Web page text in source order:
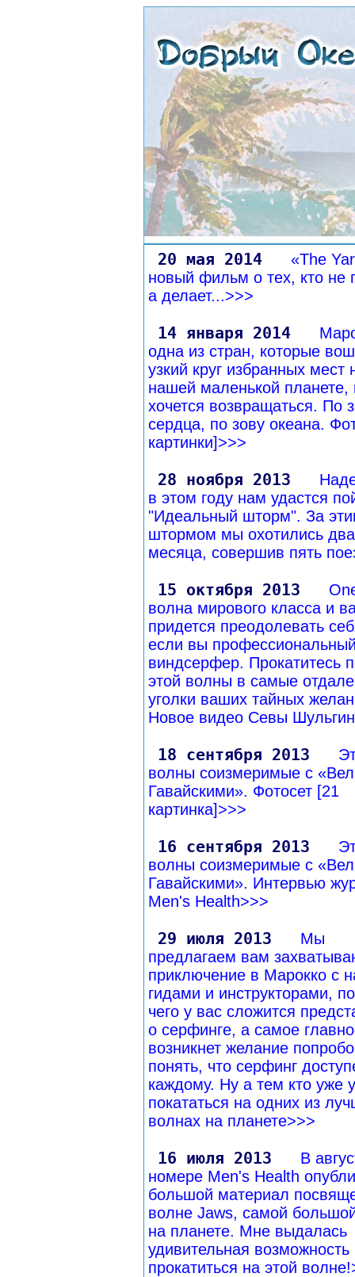
20 мая 2014
«The
новый фильм о тех, кто не
а делает...>>>
14 января 2014
одна из стран, которые
узкий круг избранных мест
нашей маленькой планете,
хочется возвращаться. По
сердца, по зову океана.
картинки]>>>
28 ноября 2013
в этом году нам удастся
"Идеальный шторм". За
штормом мы охотились два
месяца, совершив пять
15 октября 2013
волна мирового класса и
придется преодолевать
если вы
виндсерфер. Прокатитесь
этой волны в самые
уголки ваших тайных
Новое видео Севы
18 сентября 2013
волны соизмеримые с
Гавайскими». Фотосет [21
картинка]>>>
16 сентября 2013
волны соизмеримые с
Гавайскими». Интервью
Men's Health>>>
29 июля 2013
Мы
предлагаем вам
приключение в Марокко с
гидами и инструкторами,
чего у вас сложится
о серфинге, а самое
возникнет желание
понять, что серфинг
каждому. Ну а тем кто уже
покататься на одних из
волнах на планете>>>
16 июля 2013
В
номере Men's Health
большой материал
волне Jaws, самой
на планете. Мне выдалась
удивительная возможность
прокатиться на этой